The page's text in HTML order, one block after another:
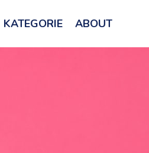
KATEGORIE ABOUT